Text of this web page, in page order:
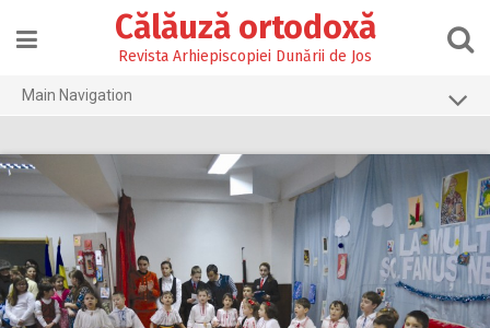
content
Călăuză ortodoxă
Revista Arhiepiscopiei Dunării de Jos
Main Navigation
2026
2025
2024
2023